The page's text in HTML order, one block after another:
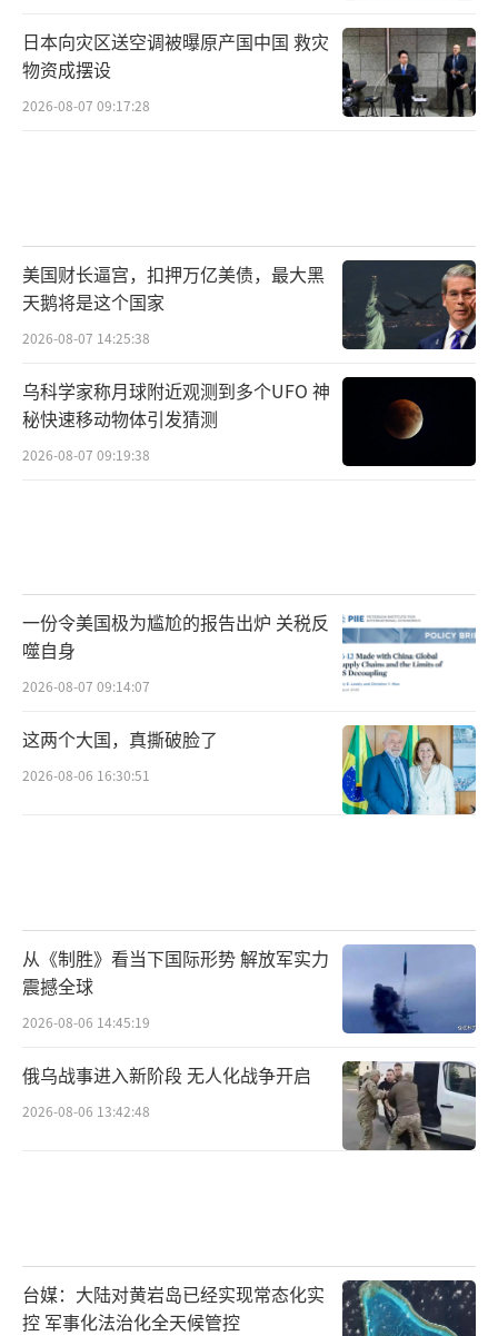
日本向灾区送空调被曝原产国中国 救灾
物资成摆设
2026-08-07 09:17:28
美国财长逼宫，扣押万亿美债，最大黑
天鹅将是这个国家
2026-08-07 14:25:38
乌科学家称月球附近观测到多个UFO 神
秘快速移动物体引发猜测
2026-08-07 09:19:38
一份令美国极为尴尬的报告出炉 关税反
噬自身
2026-08-07 09:14:07
这两个大国，真撕破脸了
2026-08-06 16:30:51
从《制胜》看当下国际形势 解放军实力
震撼全球
2026-08-06 14:45:19
俄乌战事进入新阶段 无人化战争开启
2026-08-06 13:42:48
台媒：大陆对黄岩岛已经实现常态化实
控 军事化法治化全天候管控